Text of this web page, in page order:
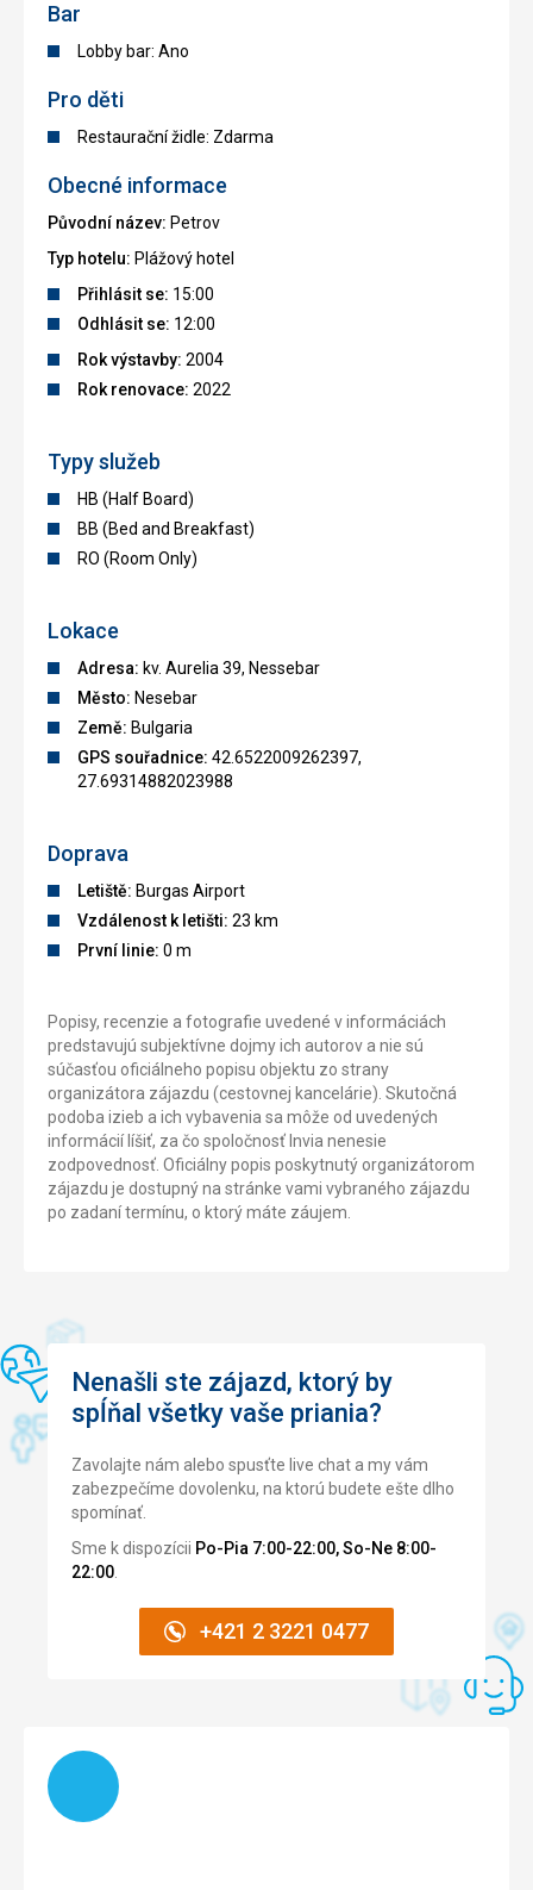
Bar
Lobby bar: Ano
Pro děti
Restaurační židle: Zdarma
Obecné informace
Původní název: Petrov
Typ hotelu: Plážový hotel
Přihlásit se: 15:00
Odhlásit se: 12:00
Rok výstavby: 2004
Rok renovace: 2022
Typy služeb
HB (Half Board)
BB (Bed and Breakfast)
RO (Room Only)
Lokace
Adresa: kv. Aurelia 39, Nessebar
Město: Nesebar
Země: Bulgaria
GPS souřadnice: 42.6522009262397,
27.69314882023988
Doprava
Letiště: Burgas Airport
Vzdálenost k letišti: 23 km
První linie: 0 m
Popisy, recenzie a fotografie uvedené v informáciách
predstavujú subjektívne dojmy ich autorov a nie sú
súčasťou oficiálneho popisu objektu zo strany
organizátora zájazdu (cestovnej kancelárie). Skutočná
podoba izieb a ich vybavenia sa môže od uvedených
informácií líšiť, za čo spoločnosť Invia nenesie
zodpovednosť. Oficiálny popis poskytnutý organizátorom
zájazdu je dostupný na stránke vami vybraného zájazdu
po zadaní termínu, o ktorý máte záujem.
Nenašli ste zájazd, ktorý by
spĺňal všetky vaše priania?
Zavolajte nám alebo spusťte live chat a my vám
zabezpečíme dovolenku, na ktorú budete ešte dlho
spomínať.
Sme k dispozícii Po-Pia 7:00-22:00, So-Ne 8:00-
22:00
+421 2 3221 0477
Načítam